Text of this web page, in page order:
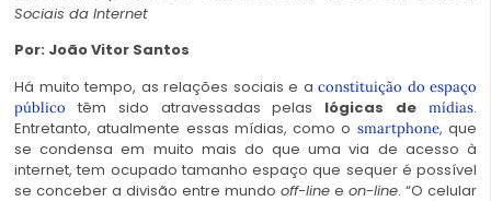
Sociais da Internet
Por: João Vitor Santos
Há muito tempo, as relações sociais e a constituição do espaço
público
têm sido atravessadas pelas lógicas demídias.
Entretanto, atualmente essas mídias, como o smartphone, que
se condensa em muito mais do que uma via de acesso à
internet, tem ocupado tamanho espaço que sequer é possível
se conceber a divisão entre mundo off-line eon-line. “O celular